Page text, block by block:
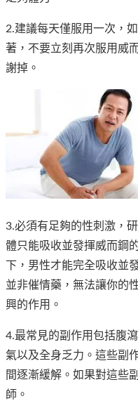
2.建議每天僅服用一次，
著，不要立刻再次服用威
謝掉。
3.必須有足夠的性刺激，
體只能吸收並發揮威而鋼
下，男性才能完全吸收並
並非催情藥，無法讓你的
興的作用。
4.最常見的副作用包括腹
氣以及全身乏力。這些副
間逐漸緩解。如果對這些
師。